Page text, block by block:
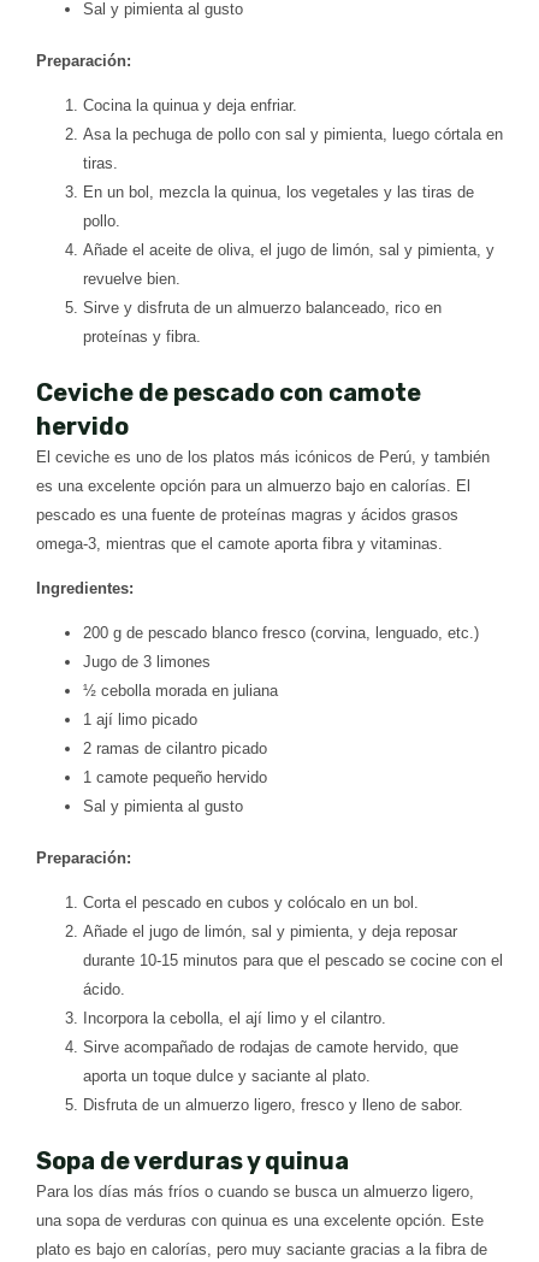
Sal y pimienta al gusto
Preparación:
Cocina la quinua y deja enfriar.
Asa la pechuga de pollo con sal y pimienta, luego córtala en
tiras.
En un bol, mezcla la quinua, los vegetales y las tiras de
pollo.
Añade el aceite de oliva, el jugo de limón, sal y pimienta, y
revuelve bien.
Sirve y disfruta de un almuerzo balanceado, rico en
proteínas y fibra.
Ceviche de pescado con camote
hervido
El ceviche es uno de los platos más icónicos de Perú, y también
es una excelente opción para un almuerzo bajo en calorías. El
pescado es una fuente de proteínas magras y ácidos grasos
omega-3, mientras que el camote aporta fibra y vitaminas.
Ingredientes:
200 g de pescado blanco fresco (corvina, lenguado, etc.)
Jugo de 3 limones
½ cebolla morada en juliana
1 ají limo picado
2 ramas de cilantro picado
1 camote pequeño hervido
Sal y pimienta al gusto
Preparación:
Corta el pescado en cubos y colócalo en un bol.
Añade el jugo de limón, sal y pimienta, y deja reposar
durante 10-15 minutos para que el pescado se cocine con el
ácido.
Incorpora la cebolla, el ají limo y el cilantro.
Sirve acompañado de rodajas de camote hervido, que
aporta un toque dulce y saciante al plato.
Disfruta de un almuerzo ligero, fresco y lleno de sabor.
Sopa de verduras y quinua
Para los días más fríos o cuando se busca un almuerzo ligero,
una sopa de verduras con quinua es una excelente opción. Este
plato es bajo en calorías, pero muy saciante gracias a la fibra de